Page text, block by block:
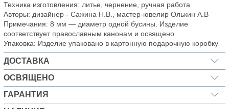
Техника изготовления: литье, чернение, ручная работа
Авторы: дизайнер - Сажина Н.В., мастер-ювелир Олькин А.В
Примечания: 8 мм — диаметр одной бусины. Изделие
соответствует православным канонам и освящено
Упаковка: Изделие упаковано в картонную подарочную коробку
ДОСТАВКА
ОСВЯЩЕНО
ГАРАНТИЯ